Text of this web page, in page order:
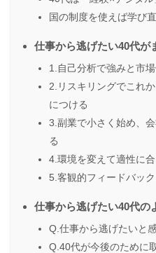
国の制度を使えば学び
仕事から逃げたい40代が
1.自己分析で強みと市
2.リスキリングでこれ
につける
3.副業で小さく始め、
る
4.環境を変えて適性に
5.客観的フィードバッ
仕事から逃げたい40代の
Q.仕事から逃げたいと
Q.40代が今後のために